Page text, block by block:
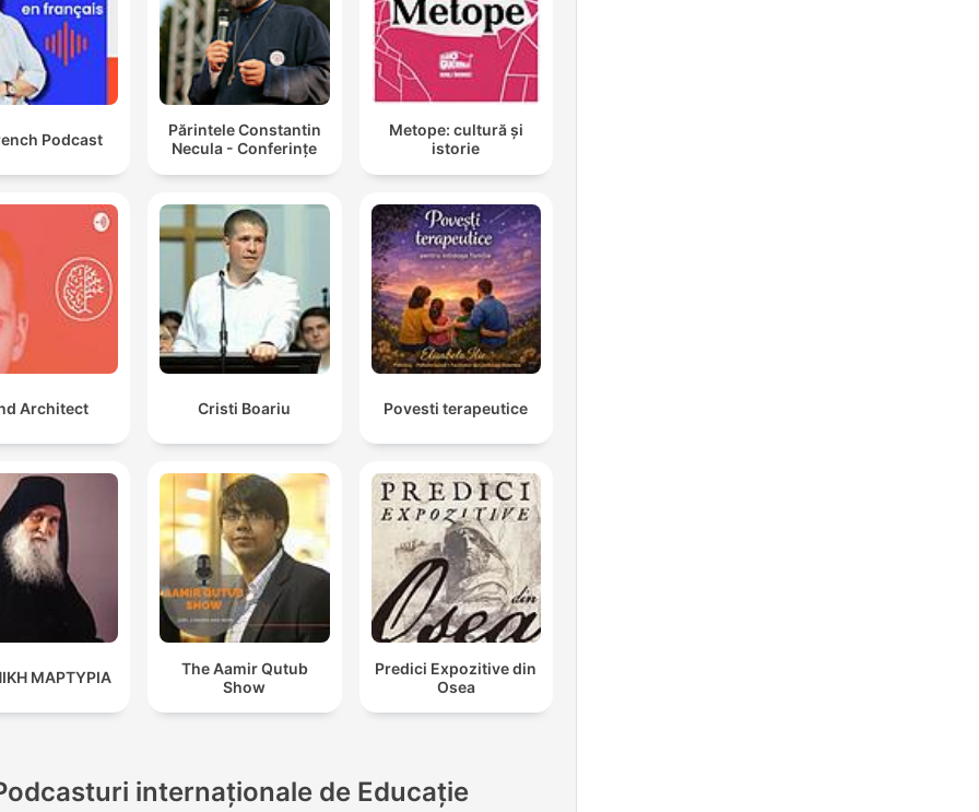
Podcast
Părintele Constantin
Necula - Conferințe
Metope: cultură și
istorie
Architect Cristi Boariu Povesti terapeutice
ΜΑΡΤΥΡΙΑ
The Aamir Qutub
Show
Predici Expozitive din
Osea
internaționale de Educație